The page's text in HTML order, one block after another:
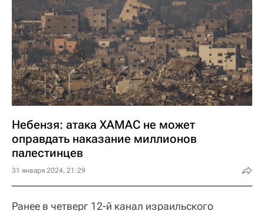
Небензя: атака ХАМАС не может
оправдать наказание миллионов
палестинцев
31 января 2024, 21:29
Ранее в четверг 12-й канал израильского